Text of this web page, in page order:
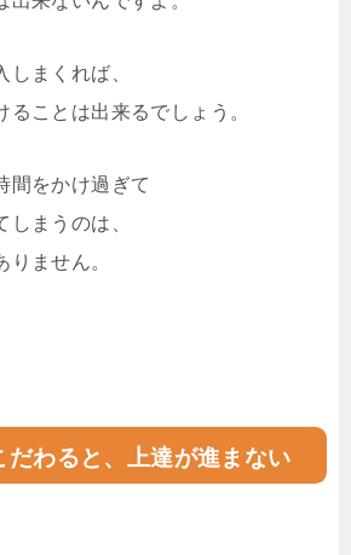
しまくれば、
ることは出来るでしょう。
間をかけ過ぎて
しまうのは、
りません。
だわると、上達が進まない